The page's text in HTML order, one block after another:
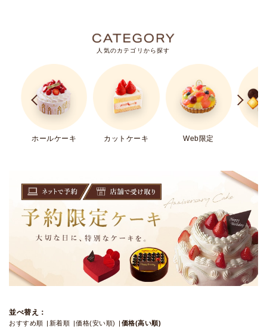
人気のカテゴリから探す
ホールケーキ カットケーキ Web限定
並べ替え：
おすすめ順 新着順 価格(安い順) 価格(高い順)